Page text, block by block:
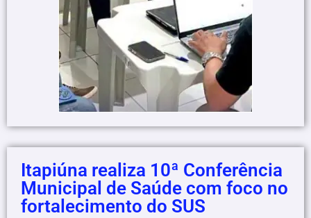
Itapiúna realiza 10ª Conferência
Municipal de Saúde com foco no
fortalecimento do SUS